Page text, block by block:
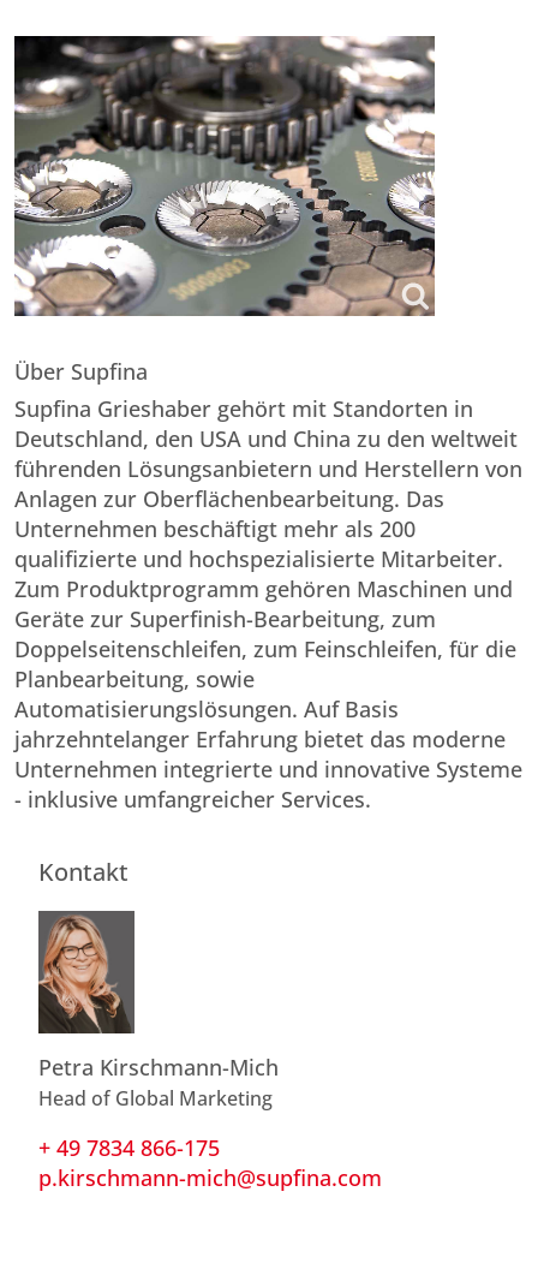
Über Supfina
Supfina Grieshaber gehört mit Standorten in
Deutschland, den USA und China zu den weltweit
führenden Lösungsanbietern und Herstellern von
Anlagen zur Oberflächenbearbeitung. Das
Unternehmen beschäftigt mehr als 200
qualifizierte und hochspezialisierte Mitarbeiter.
Zum Produktprogramm gehören Maschinen und
Geräte zur Superfinish-Bearbeitung, zum
Doppelseitenschleifen, zum Feinschleifen, für die
Planbearbeitung, sowie
Automatisierungslösungen. Auf Basis
jahrzehntelanger Erfahrung bietet das moderne
Unternehmen integrierte und innovative Systeme
- inklusive umfangreicher Services.
Kontakt
Petra Kirschmann-Mich
Head of Global Marketing
+ 49 7834 866-175
p.kirschmann-mich@supfina.com